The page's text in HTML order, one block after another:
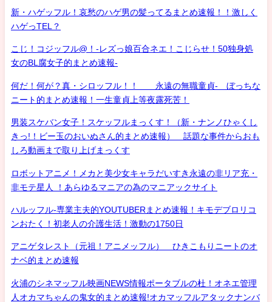
新・ハゲッフル！哀愁のハゲ男の髪ってるまとめ速報！！激しく
ハゲっTEL？
こじ！コジッフル@！-レズっ娘百合ネエ！こじらせ！50独身処
女のBL腐女子的まとめ速報-
何だ！何が？真・シロッフル！！ 永遠の無職童貞- ぼっちな
ニート的まとめ速報！一生童貞上等夜露死苦！
男装スケバン女子！スケッフルまっくす！（新・ナンノひゃくし
きっ!！ビー玉のおいぬさん的まとめ速報） 話題な事件からおも
しろ動画まで取り上げまっくす
ロボットアニメ！メカと美少女キャラだいすき永遠の非リア充・
非モテ星人 ！あらゆるマニアの為のマニアックサイト
ハルッフル-専業主夫的YOUTUBERまとめ速報！キモデブロリコ
ンおたく！初老人の介護生活！激動の1750日
アニゲタレスト（元祖！アニメッフル） ひきこもりニートのオ
ナベ的まとめ速報
火浦のシネマッフル映画NEWS情報ポータブルの杜！オネエ管理
人オカマちゃんの鬼女的まとめ速報!オカマッフルアタックナンバ